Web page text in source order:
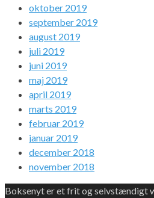
oktober 2019
september 2019
august 2019
juli 2019
juni 2019
maj 2019
april 2019
marts 2019
februar 2019
januar 2019
december 2018
november 2018
Boksenyt er et frit og selvstændigt